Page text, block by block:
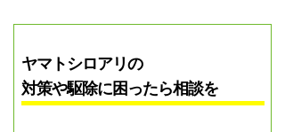
ヤマトシロアリの
対策や駆除に困ったら相談を